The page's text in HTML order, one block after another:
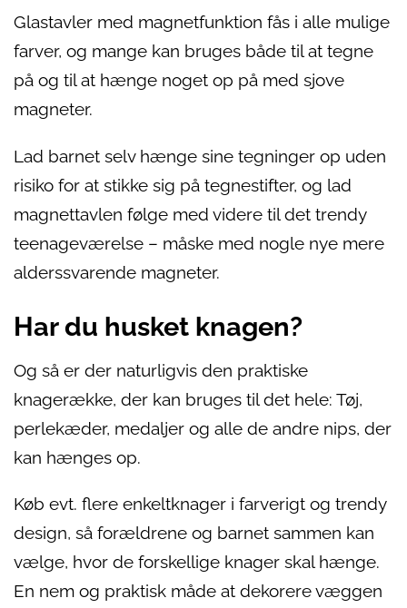
Glastavler med magnetfunktion fås i alle mulige
farver, og mange kan bruges både til at tegne
på og til at hænge noget op på med sjove
magneter.
Lad barnet selv hænge sine tegninger op uden
risiko for at stikke sig på tegnestifter, og lad
magnettavlen følge med videre til det trendy
teenageværelse – måske med nogle nye mere
alderssvarende magneter.
Har du husket knagen?
Og så er der naturligvis den praktiske
knagerække, der kan bruges til det hele: Tøj,
perlekæder, medaljer og alle de andre nips, der
kan hænges op.
Køb evt. flere enkeltknager i farverigt og trendy
design, så forældrene og barnet sammen kan
vælge, hvor de forskellige knager skal hænge.
En nem og praktisk måde at dekorere væggen